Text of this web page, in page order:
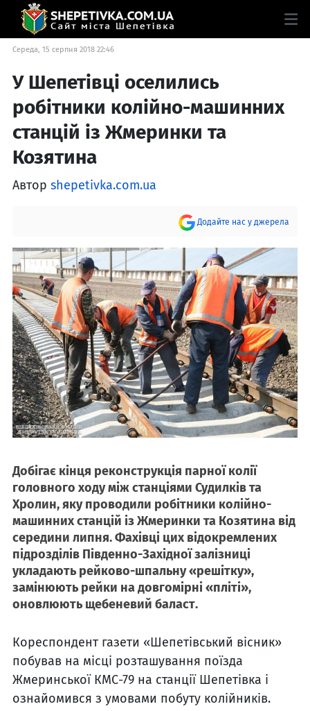
Середа, 15 серпня 2018 22:46
У Шепетівці оселились
робітники колійно-машинних
станцій із Жмеринки та
Козятина
Автор shepetivka.com.ua
Додайте нас у джерела
Добігає кінця реконструкція парної колії
головного ходу між станціями Судилків та
Хролин, яку проводили робітники колійно-
машинних станцій із Жмеринки та Козятина від
середини липня. Фахівці цих відокремлених
підрозділів Південно-Західної залізниці
укладають рейково-шпальну «решітку»,
замінюють рейки на довгомірні «пліті»,
оновлюють щебеневий баласт.
Кореспондент газети «Шепетівський вісник»
побував на місці розташування поїзда
Жмеринської КМС-79 на станції Шепетівка і
ознайомився з умовами побуту колійників.